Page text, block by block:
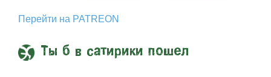
Перейти на PATREON
Ты б в сатирики пошел